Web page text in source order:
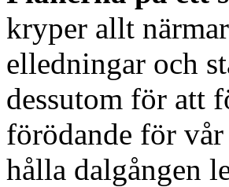
kryper allt
elledningar och
dessutom för att
förödande för
hålla dalgången